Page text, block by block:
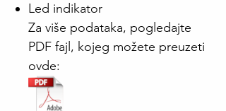
Led indikator
Za više podataka, pogledajte
PDF fajl, kojeg možete preuzeti
ovde: